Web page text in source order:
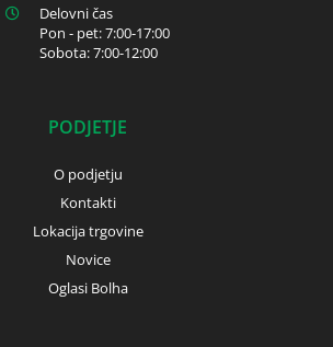
Delovni čas
Pon - pet: 7:00-17:00
Sobota: 7:00-12:00
PODJETJE
O podjetju
Kontakti
Lokacija trgovine
Novice
Oglasi Bolha